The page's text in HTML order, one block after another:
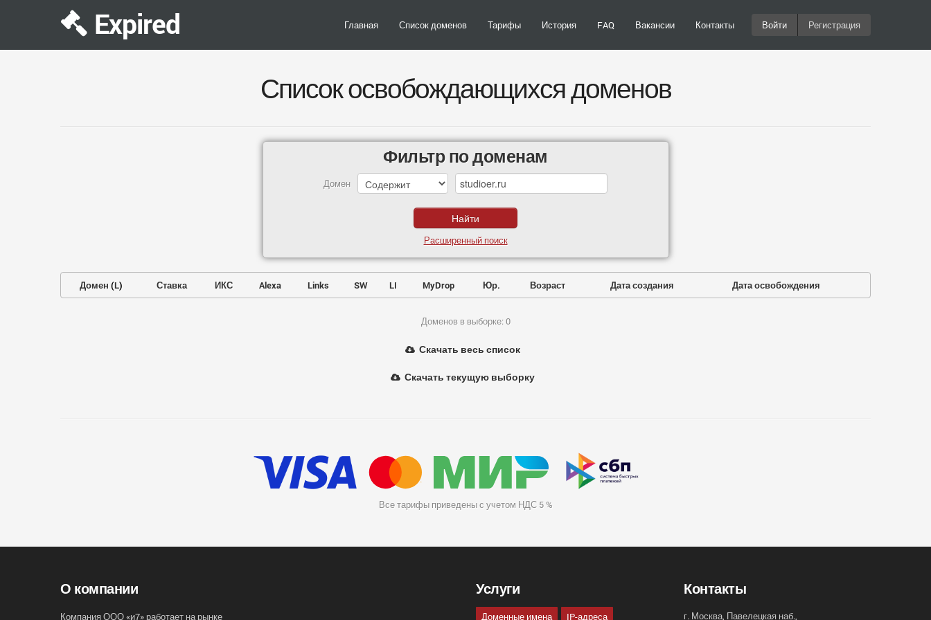
Expired Главная Список доменов Тарифы История FAQ Вакансии Контакты Войти Регистрация
Список освобождающихся доменов
Фильтр по доменам
Домен
Расширенный поиск
Домен (L) Ставка ИКС Alexa Links SW LI MyDrop Юр. Возраст Дата создания Дата освобождения
Доменов в выборке: 0
Скачать весь список
Скачать текущую выборку
Все тарифы приведены с учетом НДС 5 %
О компании
Компания ООО «и7» работает на рынке
Услуги
Доменные имена IP-адреса
Контакты
г. Москва, Павелецкая наб.,